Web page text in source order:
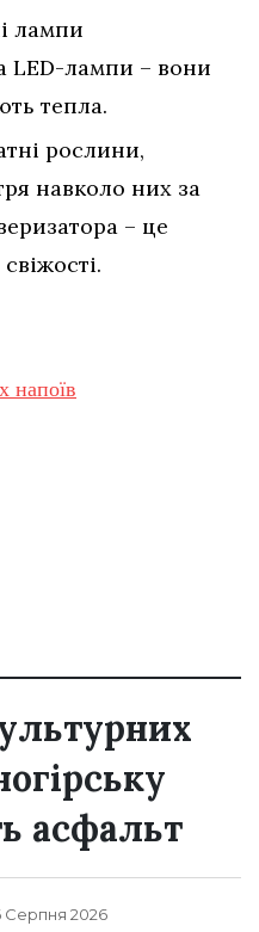
лампи
LED-лампи – вони
тепла.
рослини,
навколо них за
– це
напоїв
асфальт
Серпня 2026